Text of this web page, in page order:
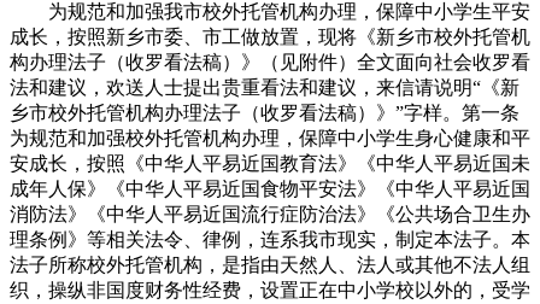
为规范和加强我市校外托管机构办理，保障中小学生平安
成长，按照新乡市委、市工做放置，现将《新乡市校外托管机
构办理法子（收罗看法稿）》（见附件）全文面向社会收罗看
法和建议，欢送人士提出贵重看法和建议，来信请说明“《新
乡市校外托管机构办理法子（收罗看法稿）》”字样。第一条
为规范和加强校外托管机构办理，保障中小学生身心健康和平
安成长，按照《中华人平易近国教育法》《中华人平易近国未
成年人保》《中华人平易近国食物平安法》《中华人平易近国
消防法》《中华人平易近国流行症防治法》《公共场合卫生办
理条例》等相关法令、律例，连系我市现实，制定本法子。本
法子所称校外托管机构，是指由天然人、法人或其他不法人组
织，操纵非国度财务性经费，设置正在中小学校以外的，受学